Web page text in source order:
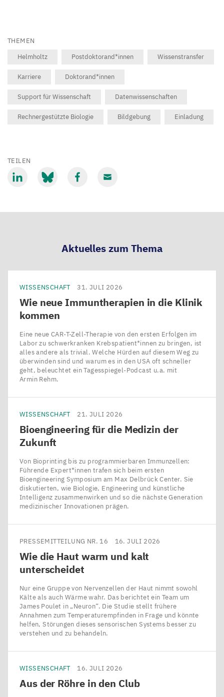
THEMEN
Helmholtz
Postdoktorand*innen Wissenstransfer
Karriere Doktorand*innen
Support für Wissenschaft Datenwissenschaften
Rechnergestützte Biologie Bildgebung Einladung
TEILEN
Aktuelles zum Thema
WISSENSCHAFT 31. JULI 2026
Wie neue Immuntherapien in die Klinik
kommen
Eine neue CAR-T-Zell-Therapie von den ersten Erfolgen im
Labor zu schwerkranken Krebspatient*innen zu bringen, ist
alles andere als trivial. Welche Hürden auf diesem Weg zu
überwinden sind und warum es in den USA oft schneller
geht, beleuchtet ein Tagesspiegel-Podcast u.a. mit
Armin Rehm.
WISSENSCHAFT 21. JULI 2026
Bioengineering für die Medizin der
Zukunft
Von Bioprinting bis zu programmierbaren Immunzellen:
Führende Expert*innen trafen sich beim ersten
Bioengineering Symposium am Max Delbrück Center. Sie
diskutierten, wie Biologie, Engineering und künstliche
Intelligenz zusammenwirken und so die nächste Generation
medizinischer Innovationen prägen.
PRESSEMITTEILUNG NR. 16 16. JULI 2026
Wie die Haut warm und kalt
unterscheidet
Nur eine Gruppe von Nervenzellen der Haut nimmt sowohl
Kälte als auch Wärme wahr. Das berichtet ein Team um
James Poulet in ​„Neuron“. Die Studie stellt frühere
Annahmen zum Temperaturempfinden in Frage und könnte
helfen, Störungen dieses sensorischen Systems besser zu
verstehen und zu behandeln.
WISSENSCHAFT 16. JULI 2026
Aus der Röhre in den Club